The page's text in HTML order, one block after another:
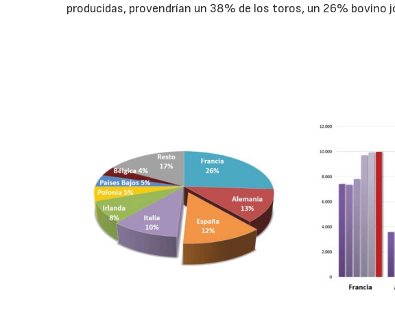
producidas, provendrían un 38% de los toros, un 26%